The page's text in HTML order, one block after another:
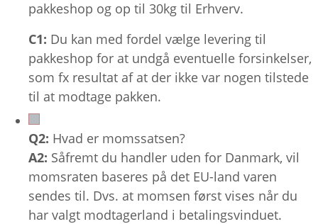
pakkeshop og op til 30kg til Erhverv.
C1: Du kan med fordel vælge levering til
pakkeshop for at undgå eventuelle forsinkelser,
som fx resultat af at der ikke var nogen tilstede
til at modtage pakken.
Q2: Hvad er momssatsen?
A2: Såfremt du handler uden for Danmark, vil
momsraten baseres på det EU-land varen
sendes til. Dvs. at momsen først vises når du
har valgt modtagerland i betalingsvinduet.